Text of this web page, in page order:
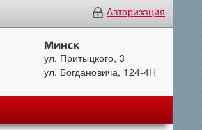
Авторизация
Минск
ул. Притыцкого, 3
ул. Богдановича, 124-4Н